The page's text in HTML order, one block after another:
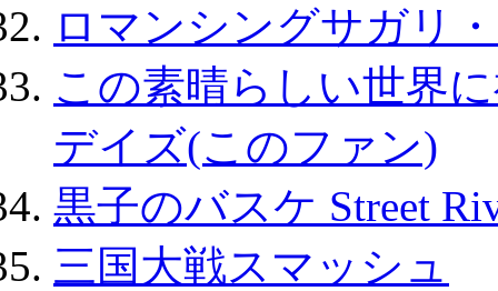
ロマンシングサガリ
この素晴らしい世界
デイズ(このファン)
黒子のバスケ Street
三国大戦スマッシュ